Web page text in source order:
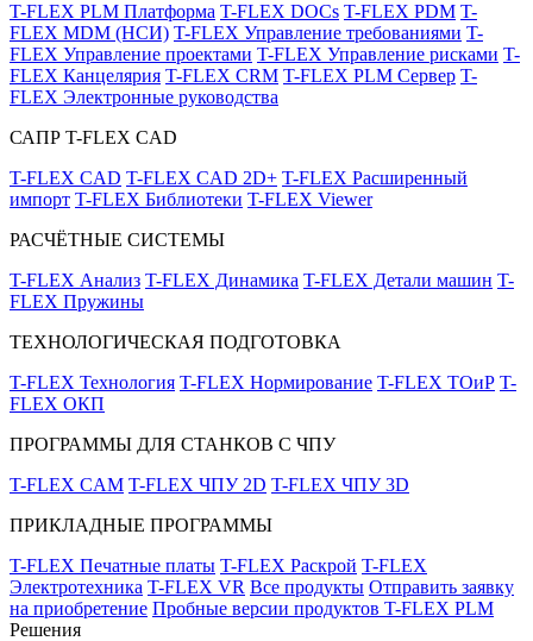
T-FLEX PLM Платформа T-FLEX DOCs T-FLEX PDM T-
FLEX MDM (НСИ) T-FLEX Управление требованиями T-
FLEX Управление проектами T-FLEX Управление рисками T-
FLEX Канцелярия T-FLEX CRM T-FLEX PLM Сервер T-
FLEX Электронные руководства
САПР T-FLEX CAD
T-FLEX CAD T-FLEX CAD 2D+ T-FLEX Расширенный
импорт T-FLEX Библиотеки T-FLEX Viewer
РАСЧЁТНЫЕ СИСТЕМЫ
T-FLEX Анализ T-FLEX Динамика T-FLEX Детали машин T-
FLEX Пружины
ТЕХНОЛОГИЧЕСКАЯ ПОДГОТОВКА
T-FLEX Технология T-FLEX Нормирование T-FLEX ТОиР T-
FLEX ОКП
ПРОГРАММЫ ДЛЯ СТАНКОВ С ЧПУ
T-FLEX CAM T-FLEX ЧПУ 2D T-FLEX ЧПУ 3D
ПРИКЛАДНЫЕ ПРОГРАММЫ
T-FLEX Печатные платы T-FLEX Раскрой T-FLEX
Электротехника T-FLEX VR Все продукты Отправить заявку
на приобретение Пробные версии продуктов T-FLEX PLM
Решения